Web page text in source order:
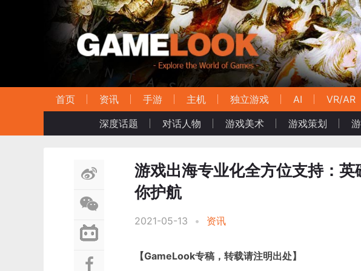
首页 资讯 手游 主机 独立游戏 AI VR/AR
深度话题
对话人物 游戏美术 游戏策划
游戏出海专业化全方位支持：
你护航
2021-05-13 • 资讯
【GameLook专稿，转载请注明出处】